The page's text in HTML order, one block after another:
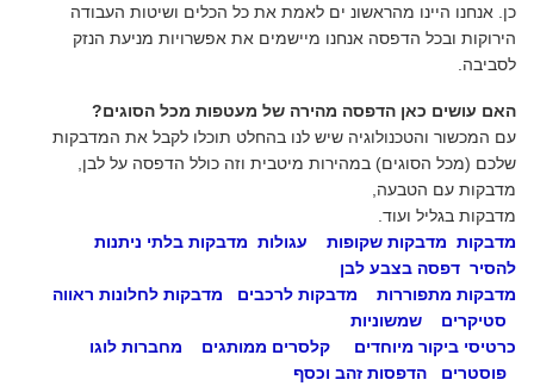
כן. אנחנו היינו מהראשונ ים לאמת את כל הכלים ושיטות העבודה
הירוקות ובכל הדפסה אנחנו מיישמים את אפשרויות מניעת הנזק
לסביבה.
האם עושים כאן הדפסה מהירה של מעטפות מכל הסוגים?
עם המכשור והטכנולוגיה שיש לנו בהחלט תוכלו לקבל את המדבקות
שלכם (מכל הסוגים) במהירות מיטבית וזה כולל הדפסה על לבן,
מדבקות עם הטבעה,
מדבקות בגליל ועוד.
מדבקות מדבקות שקופות עגולות מדבקות בלתי ניתנות
להסיר דפסה בצבע לבן
מדבקות מתפוררות
מדבקות לרכבים
מדבקות לחלונות ראווה
סטיקרים
שמשוניות
כרטיסי ביקור מיוחדים
קלסרים ממותגים
מחברות לוגו
פוסטרים
הדפסות זהב וכסף